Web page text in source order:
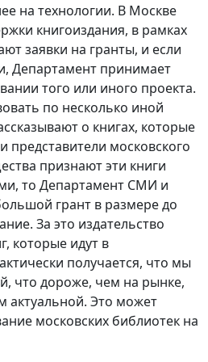
на технологии. В Москве
книгоиздания, в рамках
заявки на гранты, и если
Департамент принимает
того или иного проекта.
по несколько иной
о книгах, которые
представители московского
признают эти книги
то Департамент СМИ и
грант в размере до
За это издательство
которые идут в
получается, что мы
что дороже, чем на рынке,
актуальной. Это может
московских библиотек на